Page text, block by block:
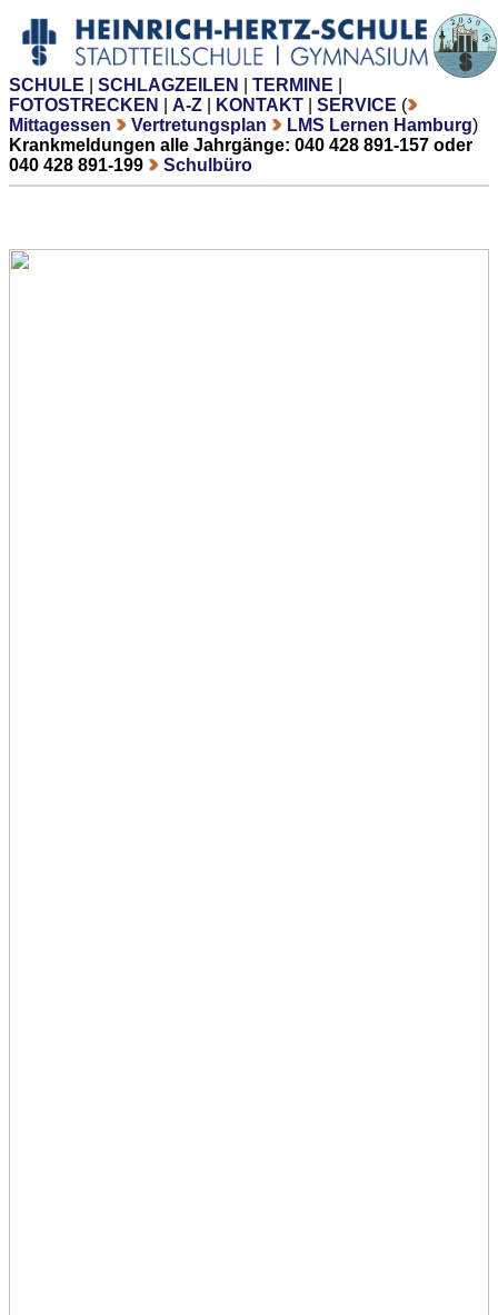
SCHULE SCHLAGZEILEN TERMINE
FOTOSTRECKEN
A-Z KONTAKT SERVICE (
Mittagessen
Vertretungsplan LMS Lernen Hamburg)
Krankmeldungen alle Jahrgänge: 040 428 891-157 oder
040 428 891-199
Schulbüro